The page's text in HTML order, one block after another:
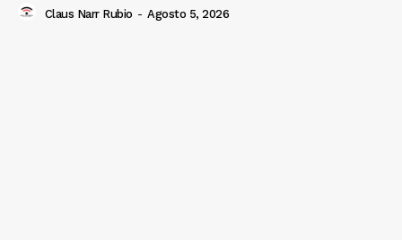
Claus Narr Rubio - Agosto 5, 2026